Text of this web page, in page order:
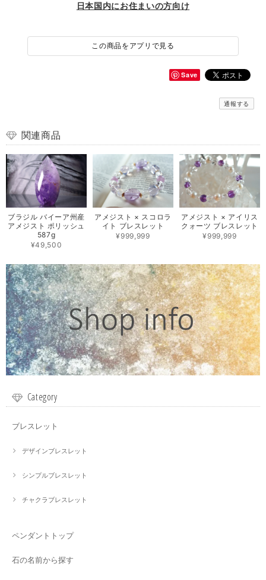
日本国内にお住まいの方向け
この商品をアプリで見る
Save
通報する
関連商品
ブラジル バイーア州産
アメジスト ポリッシュ
587g
¥49,500
アメジスト × スコロラ
イト ブレスレット
¥999,999
アメジスト × アイリス
クォーツ ブレスレット
¥999,999
Category
ブレスレット
デザインブレスレット
シンプルブレスレット
チャクラブレスレット
ペンダントトップ
石の名前から探す